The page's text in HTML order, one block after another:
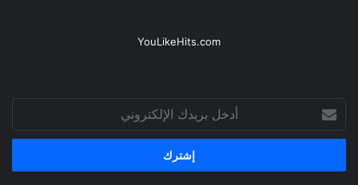
YouLikeHits.com
أدخل
بريدك
الإلكتروني